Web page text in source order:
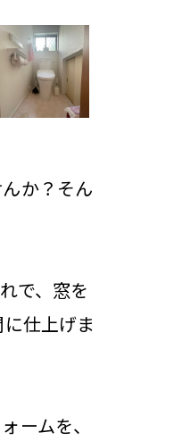
か？そん
で、窓を
仕上げま
ームを、